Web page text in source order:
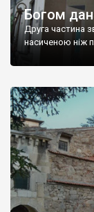
Богом
Друга частина
насиченою ніж